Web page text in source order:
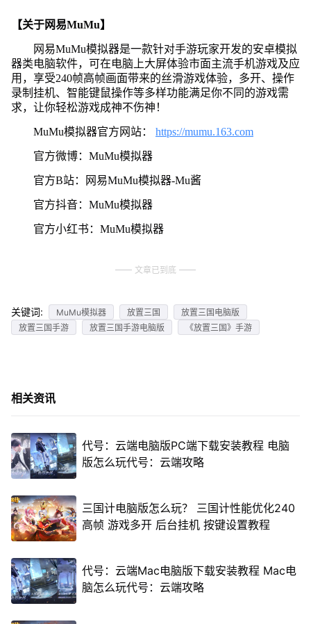
【关于网易MuMu】
网易MuMu模拟器是一款针对手游玩家开发的安卓模拟
器类电脑软件，可在电脑上大屏体验市面主流手机游戏及应
用，享受240帧高帧画面带来的丝滑游戏体验，多开、操作
录制挂机、智能键鼠操作等多样功能满足你不同的游戏需
求，让你轻松游戏成神不伤神！
MuMu模拟器官方网站： https://mumu.163.com
官方微博：MuMu模拟器
官方B站：网易MuMu模拟器-Mu酱
官方抖音：MuMu模拟器
官方小红书：MuMu模拟器
文章已到底
关键词: MuMu模拟器 放置三国
放置三国电脑版
放置三国手游
放置三国手游电脑版 《放置三国》手游
相关资讯
代号：云端电脑版PC端下载安装教程 电脑
版怎么玩代号：云端攻略
三国计电脑版怎么玩？ 三国计性能优化240
高帧 游戏多开 后台挂机 按键设置教程
代号：云端Mac电脑版下载安装教程 Mac电
脑怎么玩代号：云端攻略